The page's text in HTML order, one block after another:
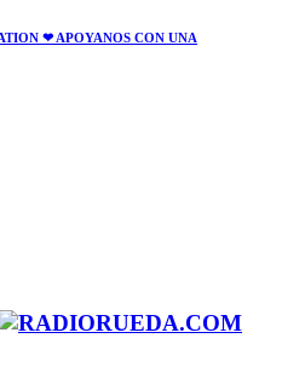
❤ APOYANOS CON UNA